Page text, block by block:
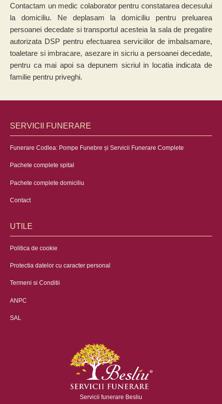
Contactam un medic colaborator pentru constatarea decesului
la domiciliu. Ne deplasam la domiciliu pentru preluarea
persoanei decedate si transportul acesteia la sala de pregatire
autorizata DSP pentru efectuarea serviciilor de imbalsamare,
toaletare si imbracare, asezare in sicriu a persoanei decedate,
pentru ca mai apoi sa depunem sicriul in locatia indicata de
familie pentru priveghi.
SERVICII FUNERARE
Funerare Codlea: Pompe Funebre și Servicii Funerare Complete
Pachete complete spital
Pachete complete domiciliu
Contact
UTILE
Politica de cookie
Protectia datelor cu caracter personal
Termeni si Conditii
ANPC
SAL
Servicii funerare Besliu